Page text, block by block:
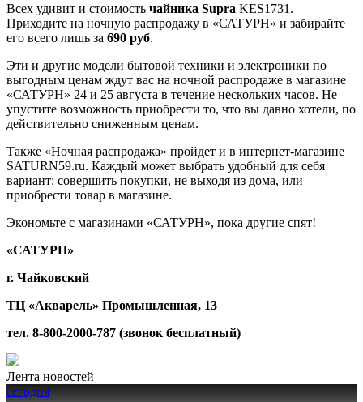
Всех удивит и стоимость чайника Supra KES1731.
Приходите на ночную распродажу в «САТУРН» и забирайте
его всего лишь за 690 руб.
Эти и другие модели бытовой техники и электроники по
выгодным ценам ждут вас на ночной распродаже в магазине
«САТУРН» 24 и 25 августа в течение нескольких часов. Не
упустите возможность приобрести то, что вы давно хотели, по
действительно сниженным ценам.
Также «Ночная распродажа» пройдет и в интернет-магазине
SATURN59.ru. Каждый может выбрать удобный для себя
вариант: совершить покупки, не выходя из дома, или
приобрести товар в магазине.
Экономьте с магазинами «САТУРН», пока другие спят!
«САТУРН»
г. Чайковский
ТЦ «Акварель» Промышленная, 13
тел. 8-800-2000-787 (звонок бесплатный)
Лента новостей
сегодня